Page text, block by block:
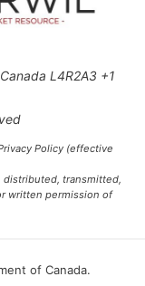
L4R2A3 +1
Policy (effective
distributed, transmitted,
written permission of
of Canada.